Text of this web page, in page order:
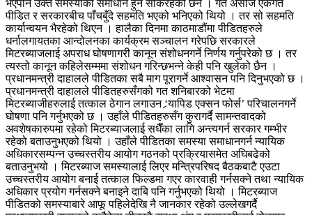
भएपनि उक्त समस्याको समाधान हुन सकिरहेको छैन । गत असोज एकगते
पीडित र सरकारबीच पाँचबुँदे सहमति भएको भनिएको थियो । तर सो सहमति
कार्यान्वयन भैरहेको थिएन । हालैका दिनमा काठमाडौंमा पीडितहरुले
धर्नालगायतका आन्दोलनका कार्यक्रम सञ्चालन गरेपछि सरकारले
मिटरब्याजलाई अपराध घोषणागरी कानून संशोधनगर्ने निर्णय गर्नुपरेको छ । तर
त्यस्तो कानून कहिलेसम्ममा संशोधन गरिन्छभन्ने केही पनि खुलेको छैन ।
प्रधानमन्त्री दाहालले पीडितका सबै माग पूरागर्ने आश्वासन पनि दिनुभएको छ ।
प्रधानमन्त्री दाहालले पीडितहरुसँगको गत शनिबारको भेटमा
मिटरब्याजीहरुलाई तत्काल ठेगान लगाउन ‘र्‍यापिड एक्सन फोर्स’ परिचालनगर्ने
घोषणा पनि गर्नुभएको छ । उहाँले पीडितहरुसँग कुरागर्दै सामन्तवादको
अवशेषकारुपमा रहेको मिटरब्याजलाई सधैँका लागि अन्त्यगर्न सरकार गम्भीर
रहेको बताउनुभएको थियो । उहाँले पीडितका समस्या समाधानगर्न न्यायिक
अधिकारसम्पन्न उच्चस्तरीय आयोग गठनको प्रक्रियासमेत अघिबढेको
बताउनुभयो । मिटरब्याज समस्यालाई लिएर मन्त्रिपरिषद बैठकबाटै एउटा
उच्चस्तरीय आयोग बनाई तत्काल फिल्डमा गएर कारवाही गर्नसक्ने तथा न्यायिक
अधिकार प्रयोग गर्नसक्ने बनाइने दाबि पनि गर्नुभएको थियो । मिटरब्याज
पीडितको समस्याबारे आफू पहिलेदेखि नै जानकार रहेको उल्लेखगर्दै